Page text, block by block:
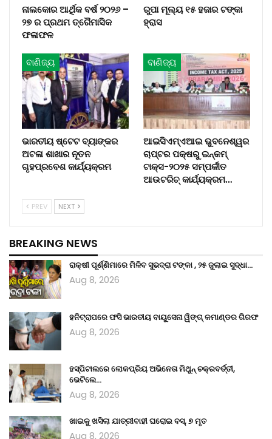
ନାଲକୋର ଆର୍ଥିକ ବର୍ଷ ୨୦୨୬ –
୨୭ ର ପ୍ରଥମ ତ୍ରୈମାସିକ
ଫଳାଫଳ
ରୁପା ମୂଲ୍ୟ ୧୫ ହଜାର ଟଙ୍କା
ହ୍ରାସ
ବାଣିଜ୍ୟ
ଭାରତୀୟ ଷ୍ଟେଟ ବ୍ୟାଙ୍କର
ଅଟଳା ଶ୲ଖ୲ର ନୂତନ
ଗୃହପ୍ରବେଶ କାର୍ଯ୍ୟକ୍ରମ
ବାଣିଜ୍ୟ
ଆଇସିଏମ୍‌ଏଆଇ ଭୁବନେଶ୍ୱର
ଚାପ୍ଟର ପକ୍ଷରୁ ଇନ୍‌କମ୍
ଟାକ୍ସ-୨୦୨୫ ସମ୍ପର୍କୀତ
ଆଉଟରିଚ୍ କାର୍ଯ୍ୟକ୍ରମ…
PREV NEXT
BREAKING NEWS
ରାକ୍ଷୀ ପୂର୍ଣ୍ଣିମାରେ ମିଳିବ ସୁଭଦ୍ରା ଟଙ୍କା , ୨୫ ଜୁଲାଇ ସୁଦ୍ଧା…
Aug 8, 2026
ହନିଟ୍ରାପରେ ଫସି ଭାରତୀୟ ବାୟୁସେନା ୱିଙ୍ଗ୍ କମାଣ୍ଡର ଗିରଫ
Aug 8, 2026
ହସ୍ପିଟାଲରେ ଲୋକପ୍ରିୟ ଅଭିନେତା ମିଥୁନ୍ ଚକ୍ରବର୍ତ୍ତୀ,
ଭେଟିଲେ…
Aug 8, 2026
ଖାଇକୁ ଖସିଲା ଯାତ୍ରୀବାହୀ ଘରୋଇ ବସ୍, ୭ ମୃତ
Aug 8, 2026